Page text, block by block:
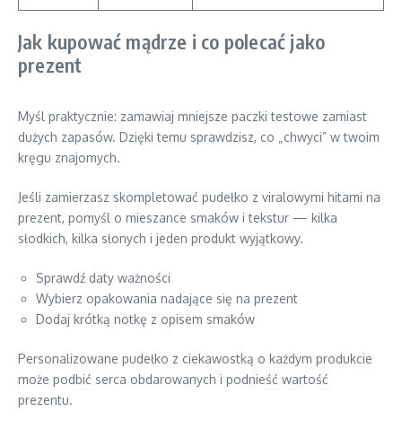
Jak kupować mądrze i co polecać jako
prezent
Myśl praktycznie: zamawiaj mniejsze paczki testowe zamiast
dużych zapasów. Dzięki temu sprawdzisz, co „chwyci” w twoim
kręgu znajomych.
Jeśli zamierzasz skompletować pudełko z viralowymi hitami na
prezent, pomyśl o mieszance smaków i tekstur — kilka
słodkich, kilka słonych i jeden produkt wyjątkowy.
Sprawdź daty ważności
Wybierz opakowania nadające się na prezent
Dodaj krótką notkę z opisem smaków
Personalizowane pudełko z ciekawostką o każdym produkcie
może podbić serca obdarowanych i podnieść wartość
prezentu.